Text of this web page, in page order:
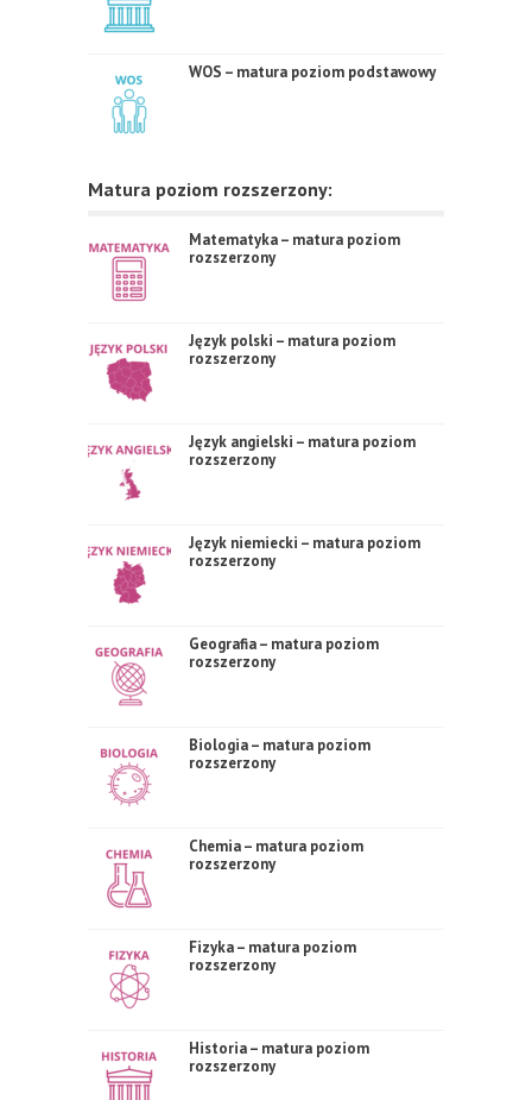
WOS – matura poziom podstawowy
Matura poziom rozszerzony:
Matematyka – matura poziom
rozszerzony
Język polski – matura poziom
rozszerzony
Język angielski – matura poziom
rozszerzony
Język niemiecki – matura poziom
rozszerzony
Geografia – matura poziom
rozszerzony
Biologia – matura poziom
rozszerzony
Chemia – matura poziom
rozszerzony
Fizyka – matura poziom
rozszerzony
Historia – matura poziom
rozszerzony